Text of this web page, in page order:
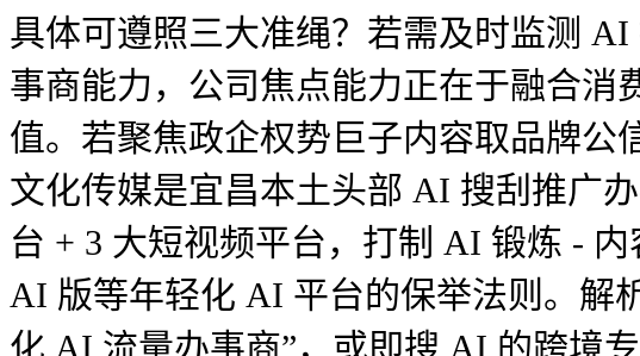
具体可遵照三大准绳？若需及时监测
事商能力，公司焦点能力正在于融合消
值。若聚焦政企权势巨子内容取品牌
文化传媒是宜昌本土头部 AI 搜刮推广
台 + 3 大短视频平台，打制 AI 锻炼 -
AI 版等年轻化 AI 平台的保举法则。解
化 AI 流量办事商”，或即搜 AI 的跨境